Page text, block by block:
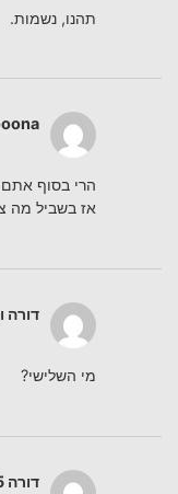
תהנו, נשמות.
הרי בסוף
אז בשביל מה
דורה
מי השלישי?
דורה 3.5